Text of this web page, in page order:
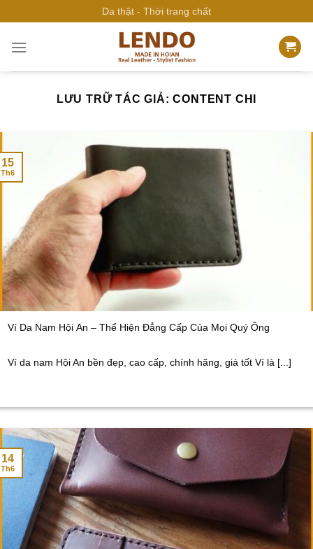
qua
nội
Da thật - Thời trang chất
LƯU TRỮ TÁC GIẢ:CONTENT CHI
Ví Da Nam Hội An – Thể Hiện Đẳng Cấp Của Mọi Quý Ông
Ví da nam Hội An bền đẹp, cao cấp, chính hãng, giá tốt Ví là [...]
15
Th6
14
Th6